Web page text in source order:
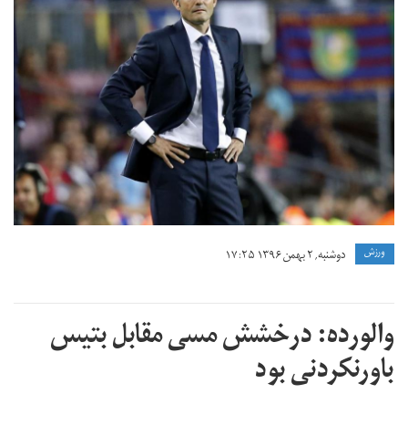
ورزش دوشنبه, ۲ بهمن ۱۳۹۶ ۱۷:۲۵
والورده: درخشش مسی مقابل بتیس
باورنکردنی بود